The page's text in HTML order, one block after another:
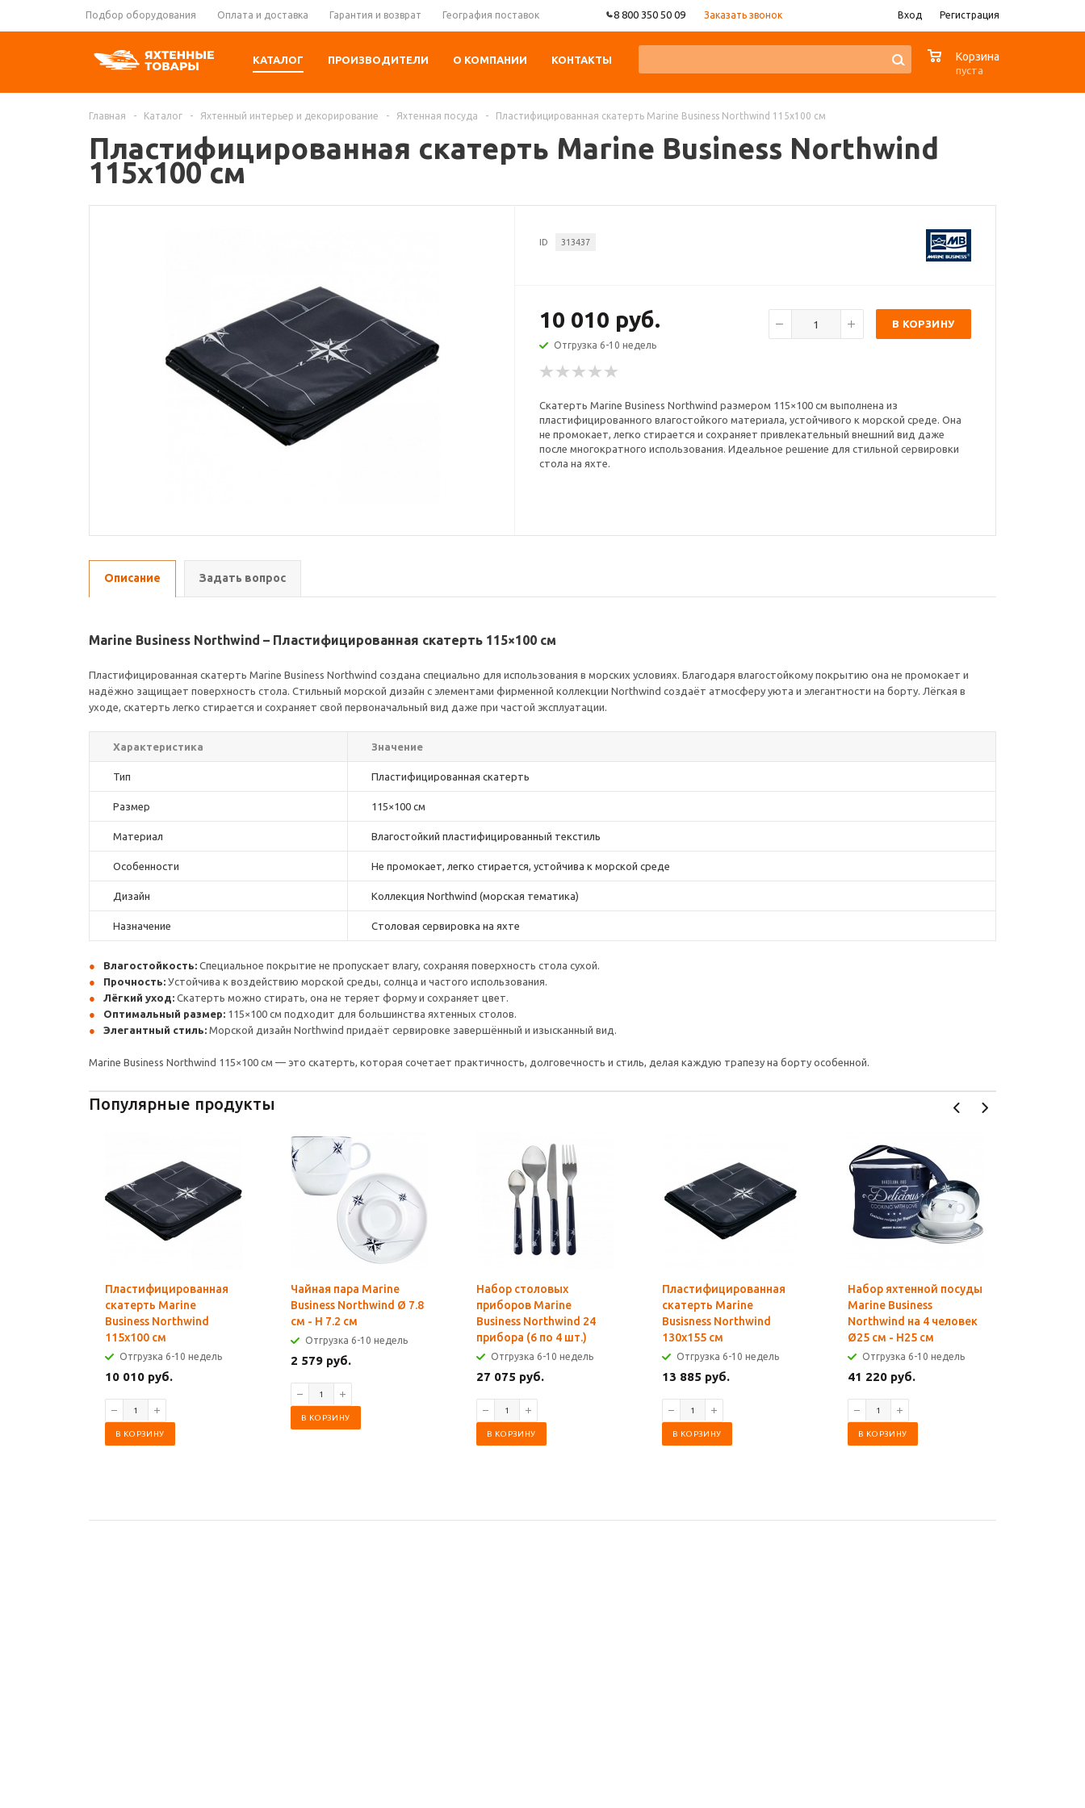
Подбор оборудования Оплата и доставка Гарантия и возврат География поставок 8 800 350 50 09 Заказать звонок Вход Регистрация
КАТАЛОГ ПРОИЗВОДИТЕЛИ О КОМПАНИИ КОНТАКТЫ Корзина
пуста
Главная - Каталог - Яхтенный интерьер и декорирование - Яхтенная посуда - Пластифицированная скатерть Marine Business Northwind 115x100 см
Пластифицированная скатерть Marine Business Northwind
115x100 см
ID 313437
10 010 руб.
Отгрузка 6-10 недель
В КОРЗИНУ
Скатерть Marine Business Northwind размером 115×100 см выполнена из
пластифицированного влагостойкого материала, устойчивого к морской среде. Она
не промокает, легко стирается и сохраняет привлекательный внешний вид даже
после многократного использования. Идеальное решение для стильной сервировки
стола на яхте.
Описание Задать вопрос
Marine Business Northwind – Пластифицированная скатерть 115×100 см
Пластифицированная скатерть Marine Business Northwind создана специально для использования в морских условиях. Благодаря влагостойкому покрытию она не промокает и
надёжно защищает поверхность стола. Стильный морской дизайн с элементами фирменной коллекции Northwind создаёт атмосферу уюта и элегантности на борту. Лёгкая в
уходе, скатерть легко стирается и сохраняет свой первоначальный вид даже при частой эксплуатации.
Характеристика Значение
Тип Пластифицированная скатерть
Размер 115×100 см
Материал Влагостойкий пластифицированный текстиль
Особенности Не промокает, легко стирается, устойчива к морской среде
Дизайн Коллекция Northwind (морская тематика)
Назначение Столовая сервировка на яхте
Влагостойкость: Специальное покрытие не пропускает влагу, сохраняя поверхность стола сухой.
Прочность: Устойчива к воздействию морской среды, солнца и частого использования.
Лёгкий уход: Скатерть можно стирать, она не теряет форму и сохраняет цвет.
Оптимальный размер: 115×100 см подходит для большинства яхтенных столов.
Элегантный стиль: Морской дизайн Northwind придаёт сервировке завершённый и изысканный вид.
Marine Business Northwind 115×100 см — это скатерть, которая сочетает практичность, долговечность и стиль, делая каждую трапезу на борту особенной.
Популярные продукты
Пластифицированная
скатерть Marine
Business Northwind
115x100 см
Отгрузка 6-10 недель
10 010 руб.
В КОРЗИНУ
Чайная пара Marine
Business Northwind Ø 7.8
см - H 7.2 см
Отгрузка 6-10 недель
2 579 руб.
В КОРЗИНУ
Набор столовых
приборов Marine
Business Northwind 24
прибора (6 по 4 шт.)
Отгрузка 6-10 недель
27 075 руб.
В КОРЗИНУ
Пластифицированная
скатерть Marine
Busisness Northwind
130x155 см
Отгрузка 6-10 недель
13 885 руб.
В КОРЗИНУ
Набор яхтенной посуды
Marine Business
Northwind на 4 человек
Ø25 см - H25 см
Отгрузка 6-10 недель
41 220 руб.
В КОРЗИНУ